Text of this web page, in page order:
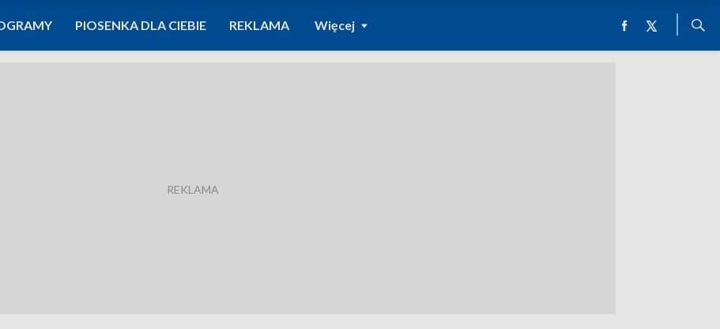
PIOSENKA DLA CIEBIE REKLAMA Więcej